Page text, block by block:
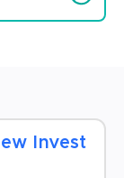
Invest